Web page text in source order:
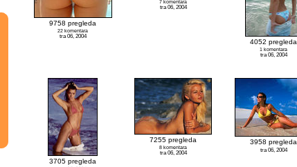
9758 pregleda
22 komentara
tra 06, 2004
7 komentara
tra 06, 2004
4052 pregleda
1 komentara
tra 06, 2004
3705 pregleda
7255 pregleda
8 komentara
tra 06, 2004
3958 pregleda
tra 06, 2004